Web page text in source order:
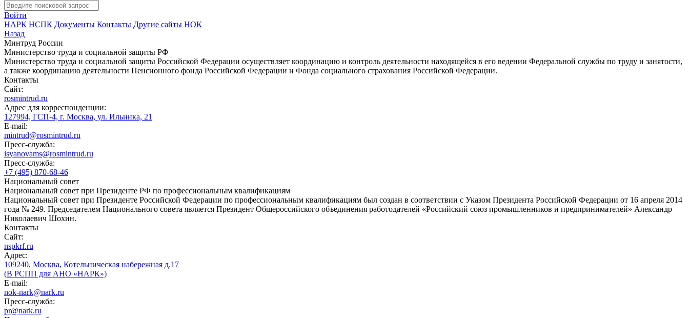
Войти
НАРК НСПК Документы Контакты Другие сайты НОК
Назад
Минтруд России
Министерство труда и социальной защиты РФ
Министерство труда и социальной защиты Российской Федерации осуществляет координацию и контроль деятельности находящейся в его ведении Федеральной службы по труду и занятости,
а также координацию деятельности Пенсионного фонда Российской Федерации и Фонда социального страхования Российской Федерации.
Контакты
Сайт:
rosmintrud.ru
Адрес для корреспонденции:
127994, ГСП-4, г. Москва, ул. Ильинка, 21
E-mail:
mintrud@rosmintrud.ru
Пресс-служба:
isyanovams@rosmintrud.ru
Пресс-служба:
+7 (495) 870-68-46
Национальный совет
Национальный совет при Президенте РФ по профессиональным квалификациям
Национальный совет при Президенте Российской Федерации по профессиональным квалификациям был создан в соответствии с Указом Президента Российской Федерации от 16 апреля 2014
года № 249. Председателем Национального совета является Президент Общероссийского объединения работодателей «Российский союз промышленников и предпринимателей» Александр
Николаевич Шохин.
Контакты
Сайт:
nspkrf.ru
Адрес:
109240, Москва, Котельническая набережная д.17
(В РСПП для АНО «НАРК»)
E-mail:
nok-nark@nark.ru
Пресс-служба:
pr@nark.ru